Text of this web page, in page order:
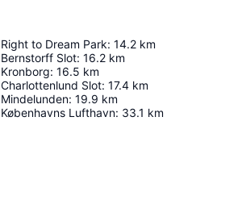
Right to Dream Park: 14.2 km
Bernstorff Slot: 16.2 km
Kronborg: 16.5 km
Charlottenlund Slot: 17.4 km
Mindelunden: 19.9 km
Københavns Lufthavn: 33.1 km